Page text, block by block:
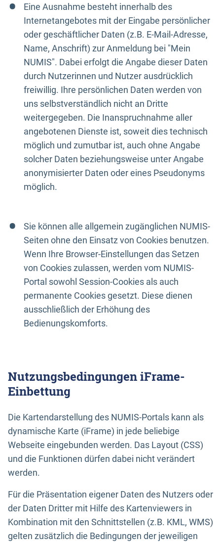
Eine Ausnahme besteht innerhalb des
Internetangebotes mit der Eingabe persönlicher
oder geschäftlicher Daten (z.B. E-Mail-Adresse,
Name, Anschrift) zur Anmeldung bei "Mein
NUMIS". Dabei erfolgt die Angabe dieser Daten
durch Nutzerinnen und Nutzer ausdrücklich
freiwillig. Ihre persönlichen Daten werden von
uns selbstverständlich nicht an Dritte
weitergegeben. Die Inanspruchnahme aller
angebotenen Dienste ist, soweit dies technisch
möglich und zumutbar ist, auch ohne Angabe
solcher Daten beziehungsweise unter Angabe
anonymisierter Daten oder eines Pseudonyms
möglich.
Sie können alle allgemein zugänglichen NUMIS-
Seiten ohne den Einsatz von Cookies benutzen.
Wenn Ihre Browser-Einstellungen das Setzen
von Cookies zulassen, werden vom NUMIS-
Portal sowohl Session-Cookies als auch
permanente Cookies gesetzt. Diese dienen
ausschließlich der Erhöhung des
Bedienungskomforts.
Nutzungsbedingungen iFrame-
Einbettung
Die Kartendarstellung des NUMIS-Portals kann als
dynamische Karte (iFrame) in jede beliebige
Webseite eingebunden werden. Das Layout (CSS)
und die Funktionen dürfen dabei nicht verändert
werden.
Für die Präsentation eigener Daten des Nutzers oder
der Daten Dritter mit Hilfe des Kartenviewers in
Kombination mit den Schnittstellen (z.B. KML, WMS)
gelten zusätzlich die Bedingungen der jeweiligen